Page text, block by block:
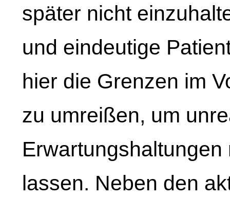
später nicht
und eindeutige
hier die Grenzen im
zu umreißen, um
lassen. Neben den